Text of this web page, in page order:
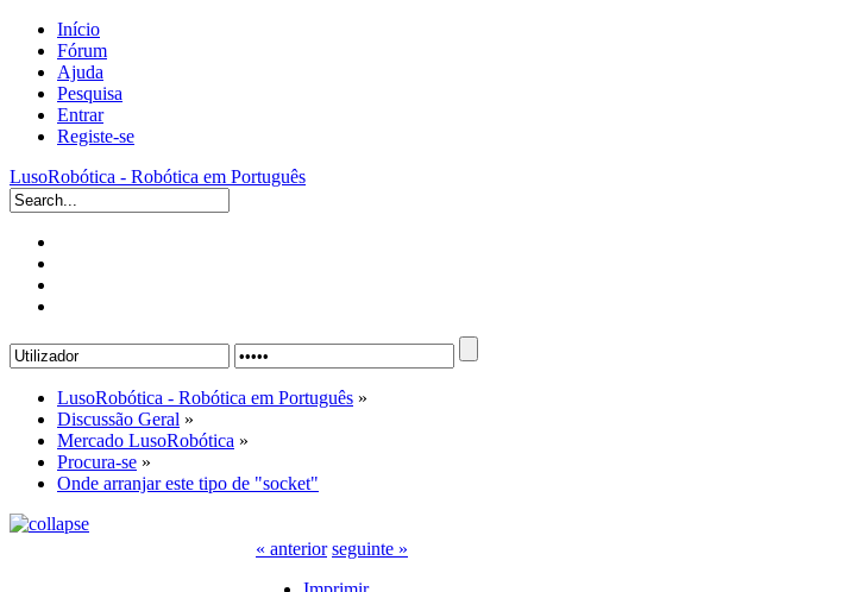
Início
Fórum
Ajuda
Pesquisa
Entrar
Registe-se
LusoRobótica - Robótica em Português
LusoRobótica - Robótica em Português »
Discussão Geral »
Mercado LusoRobótica »
Procura-se »
Onde arranjar este tipo de "socket"
« anterior seguinte »